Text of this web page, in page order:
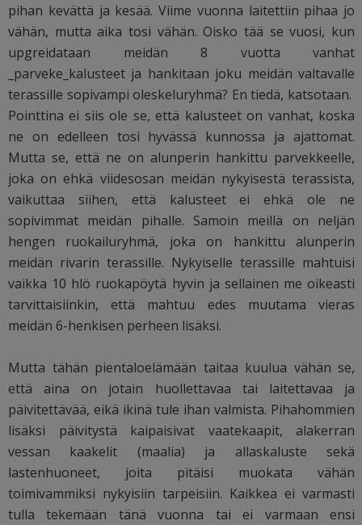
pihan kevättä ja kesää. Viime vuonna laitettiin pihaa jo
vähän, mutta aika tosi vähän. Oisko tää se vuosi, kun
upgreidataan meidän 8 vuotta vanhat
_parveke_kalusteet ja hankitaan joku meidän valtavalle
terassille sopivampi oleskeluryhmä? En tiedä, katsotaan.
Pointtina ei siis ole se, että kalusteet on vanhat, koska
ne on edelleen tosi hyvässä kunnossa ja ajattomat.
Mutta se, että ne on alunperin hankittu parvekkeelle,
joka on ehkä viidesosan meidän nykyisestä terassista,
vaikuttaa siihen, että kalusteet ei ehkä ole ne
sopivimmat meidän pihalle. Samoin meillä on neljän
hengen ruokailuryhmä, joka on hankittu alunperin
meidän rivarin terassille. Nykyiselle terassille mahtuisi
vaikka 10 hlö ruokapöytä hyvin ja sellainen me oikeasti
tarvittaisiinkin, että mahtuu edes muutama vieras
meidän 6-henkisen perheen lisäksi.
Mutta tähän pientaloelämään taitaa kuulua vähän se,
että aina on jotain huollettavaa tai laitettavaa ja
päivitettävää, eikä ikinä tule ihan valmista. Pihahommien
lisäksi päivitystä kaipaisivat vaatekaapit, alakerran
vessan kaakelit (maalia) ja allaskaluste sekä
lastenhuoneet, joita pitäisi muokata vähän
toimivammiksi nykyisiin tarpeisiin. Kaikkea ei varmasti
tulla tekemään tänä vuonna tai ei varmaan ensi